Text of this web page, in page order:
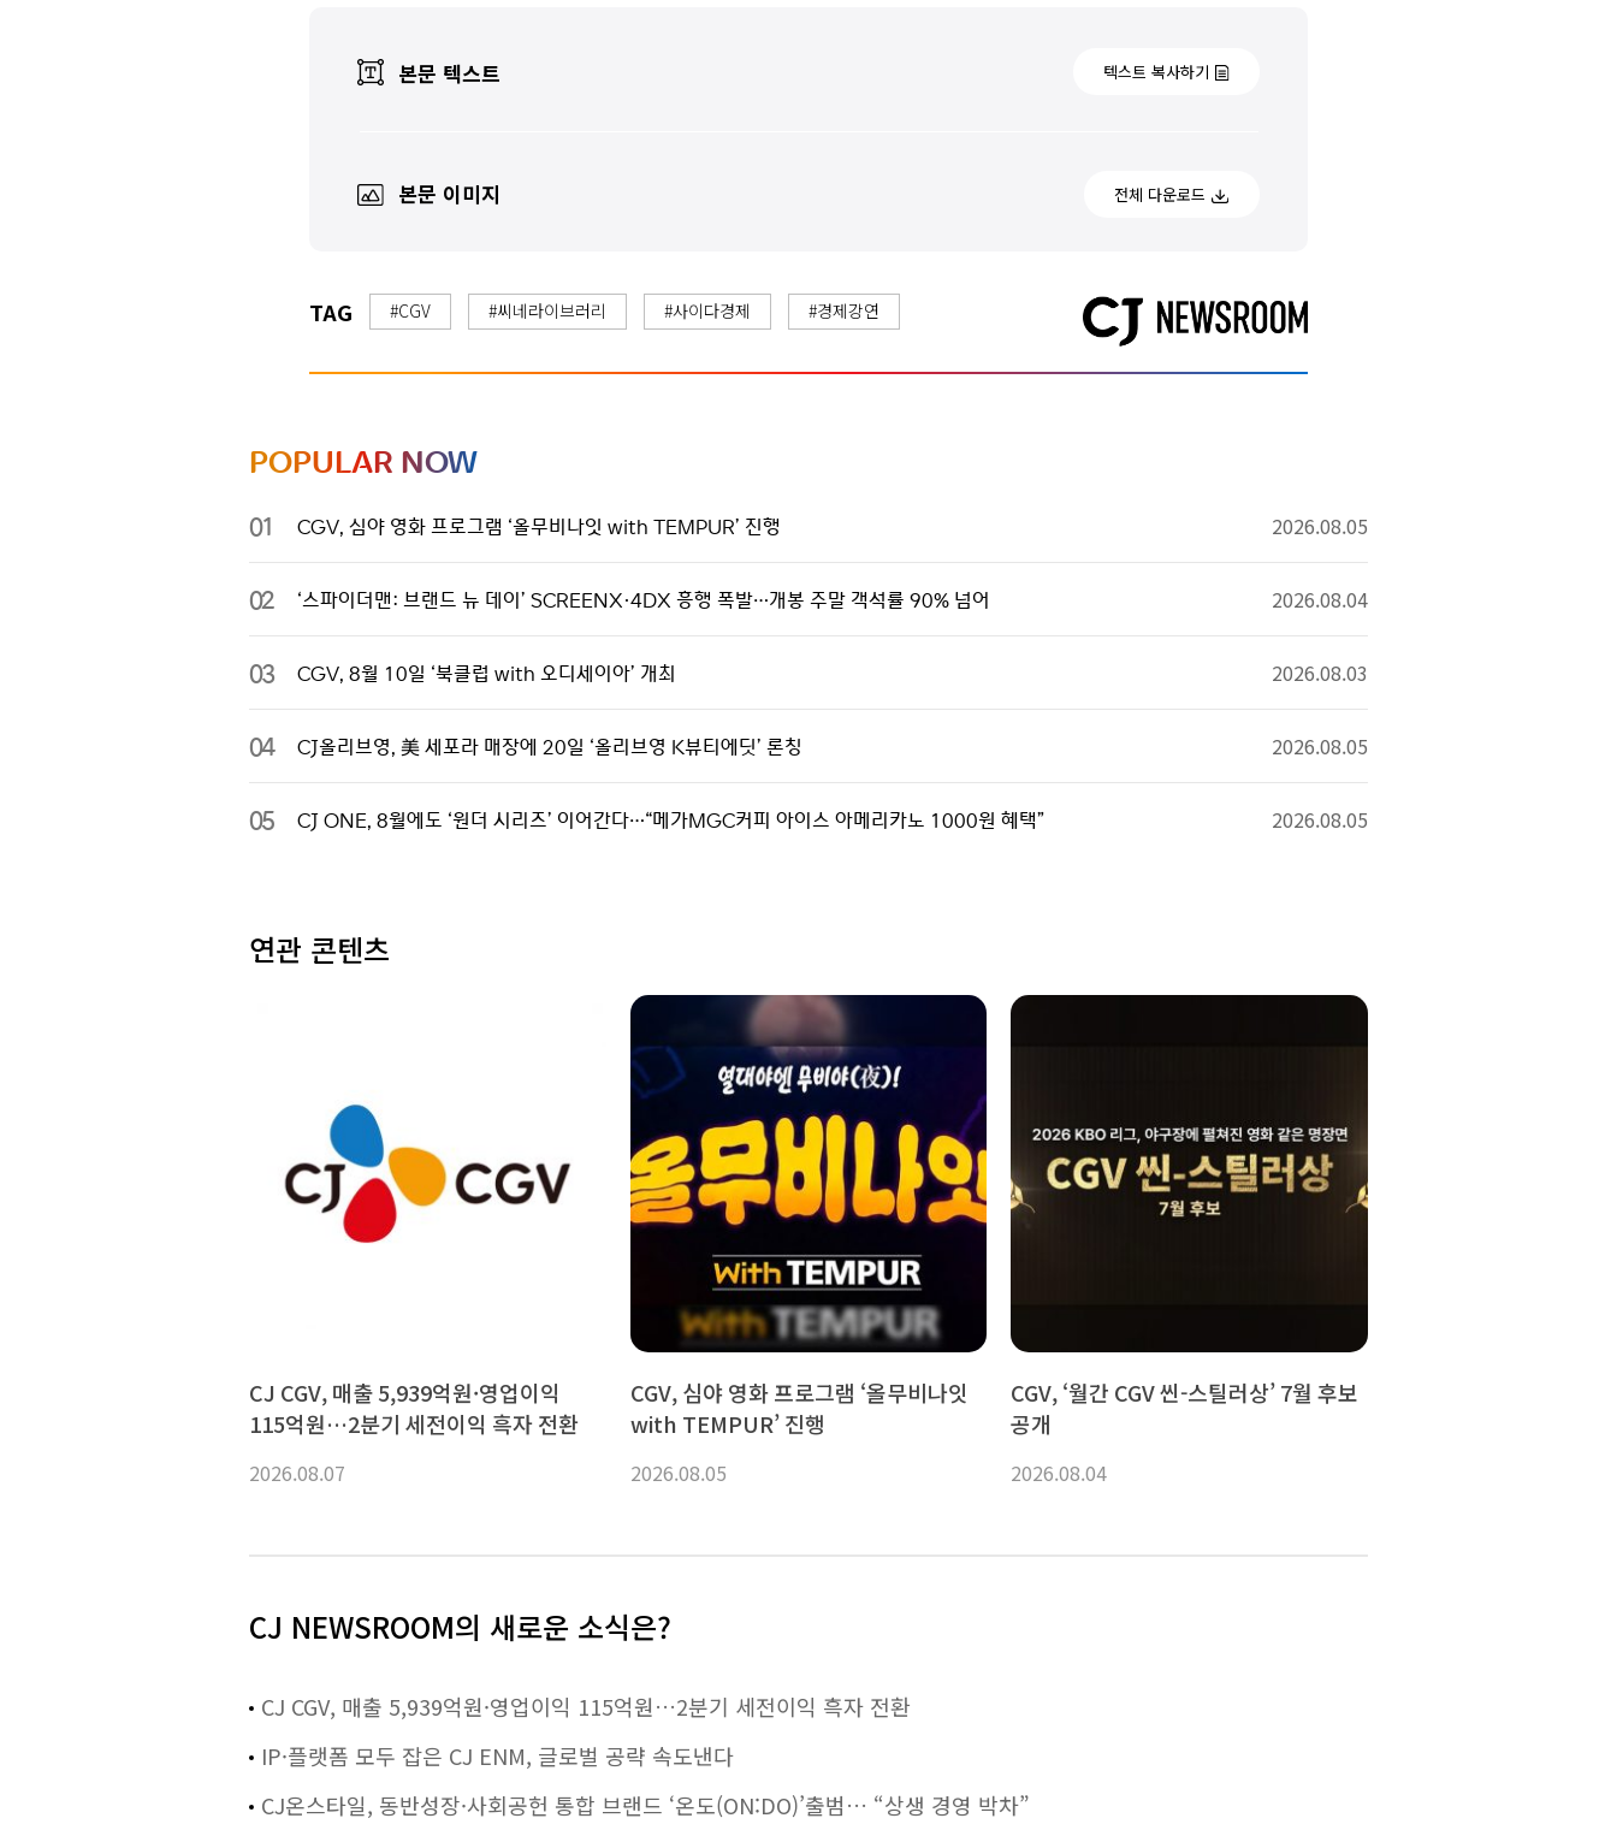
본문 텍스트 텍스트 복사하기
본문 이미지 전체 다운로드
TAG #CGV #씨네라이브러리 #사이다경제 #경제강연
POPULAR NOW
01 CGV, 심야 영화 프로그램 ‘올무비나잇 with TEMPUR’ 진행 2026.08.05
02 ‘스파이더맨: 브랜드 뉴 데이’ SCREENX·4DX 흥행 폭발…개봉 주말 객석률 90% 넘어 2026.08.04
03 CGV, 8월 10일 ‘북클럽 with 오디세이아’ 개최 2026.08.03
04 CJ올리브영, 美 세포라 매장에 20일 ‘올리브영 K뷰티에딧’ 론칭 2026.08.05
05 CJ ONE, 8월에도 ‘원더 시리즈’ 이어간다…“메가MGC커피 아이스 아메리카노 1000원 혜택” 2026.08.05
연관 콘텐츠
CJ CGV, 매출 5,939억원·영업이익
115억원…2분기 세전이익 흑자 전환
2026.08.07
CGV, 심야 영화 프로그램 ‘올무비나잇
with TEMPUR’ 진행
2026.08.05
CGV, ‘월간 CGV 씬-스틸러상’ 7월 후보
공개
2026.08.04
CJ NEWSROOM의 새로운 소식은?
CJ CGV, 매출 5,939억원·영업이익 115억원…2분기 세전이익 흑자 전환
IP·플랫폼 모두 잡은 CJ ENM, 글로벌 공략 속도낸다
CJ온스타일, 동반성장·사회공헌 통합 브랜드 ‘온도(ON:DO)’출범… “상생 경영 박차”